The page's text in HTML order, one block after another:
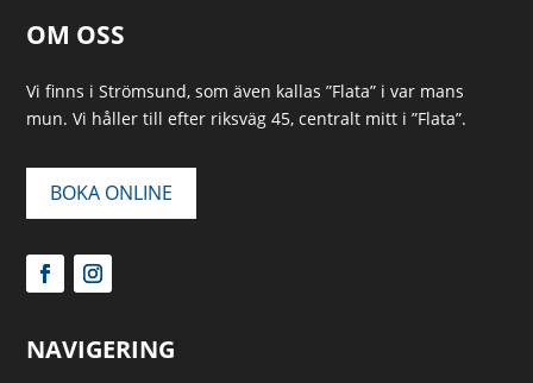
OM OSS
Vi finns i Strömsund, som även kallas ”Flata” i var mans
mun. Vi håller till efter riksväg 45, centralt mitt i ”Flata”.
BOKA ONLINE
NAVIGERING